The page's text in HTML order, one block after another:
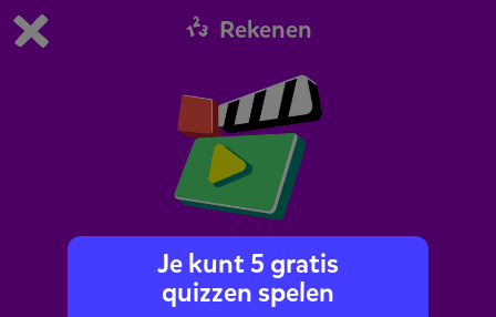
Dit is de gratis demo van Squla.
Bestel nu
0 1
Rekenen
Wijzerklok: hele uren
Je kunt 5 gratis
quizzen spelen